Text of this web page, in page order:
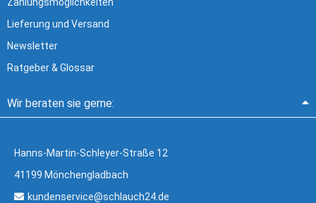
Lieferung und Versand
Newsletter
Ratgeber & Glossar
Wir beraten sie gerne:
Hanns-Martin-Schleyer-Straße 12
41199 Mönchengladbach
kundenservice@schlauch24.de